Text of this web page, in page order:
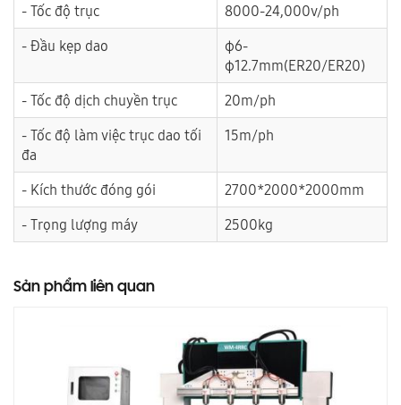
- Tốc độ trục
8000-24,000v/ph
- Đầu kẹp dao
φ6-
φ12.7mm(ER20/ER20)
- Tốc độ dịch chuyền trục
20m/ph
- Tốc độ làm việc trục dao tối
đa
15m/ph
- Kích thước đóng gói
2700*2000*2000mm
- Trọng lượng máy
2500kg
Sản phẩm liên quan